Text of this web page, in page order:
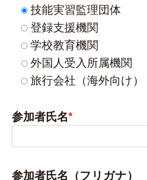
技能実習監理団体
登録支援機関
学校教育機関
外国人受入所属機関
旅行会社（海外向け）
参加者氏名*
参加者氏名（フリガナ）